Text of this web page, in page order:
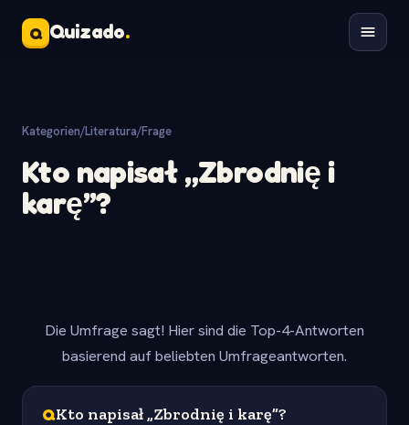
Q Quizado.
Kategorien/Literatura/Frage
Kto napisał „Zbrodnię i
karę”?
Die Umfrage sagt! Hier sind die Top-4-Antworten
basierend auf beliebten Umfrageantworten.
QKto napisał „Zbrodnię i karę”?